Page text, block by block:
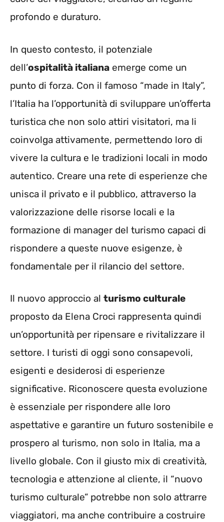
profondo e duraturo.
In questo contesto, il potenziale
dell’ospitalità italiana emerge come un
punto di forza. Con il famoso “made in Italy”,
l’Italia ha l’opportunità di sviluppare un’offerta
turistica che non solo attiri visitatori, ma li
coinvolga attivamente, permettendo loro di
vivere la cultura e le tradizioni locali in modo
autentico. Creare una rete di esperienze che
unisca il privato e il pubblico, attraverso la
valorizzazione delle risorse locali e la
formazione di manager del turismo capaci di
rispondere a queste nuove esigenze, è
fondamentale per il rilancio del settore.
Il nuovo approccio al turismo culturale
proposto da Elena Croci rappresenta quindi
un’opportunità per ripensare e rivitalizzare il
settore. I turisti di oggi sono consapevoli,
esigenti e desiderosi di esperienze
significative. Riconoscere questa evoluzione
è essenziale per rispondere alle loro
aspettative e garantire un futuro sostenibile e
prospero al turismo, non solo in Italia, ma a
livello globale. Con il giusto mix di creatività,
tecnologia e attenzione al cliente, il “nuovo
turismo culturale” potrebbe non solo attrarre
viaggiatori, ma anche contribuire a costruire